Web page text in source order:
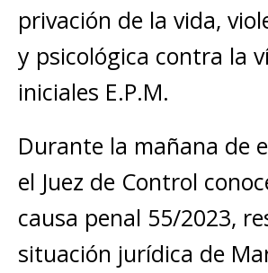
privación de la vida,
y psicológica contra la
iniciales E.P.M.
Durante la mañana de
el Juez de Control
causa penal 55/2023,
situación jurídica de